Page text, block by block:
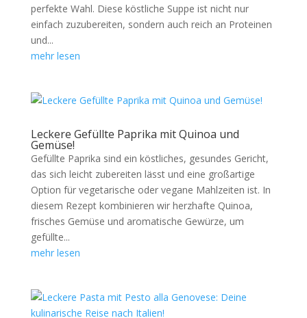
perfekte Wahl. Diese köstliche Suppe ist nicht nur
einfach zuzubereiten, sondern auch reich an Proteinen
und...
mehr lesen
Leckere Gefüllte Paprika mit Quinoa und
Gemüse!
Gefüllte Paprika sind ein köstliches, gesundes Gericht,
das sich leicht zubereiten lässt und eine großartige
Option für vegetarische oder vegane Mahlzeiten ist. In
diesem Rezept kombinieren wir herzhafte Quinoa,
frisches Gemüse und aromatische Gewürze, um
gefüllte...
mehr lesen